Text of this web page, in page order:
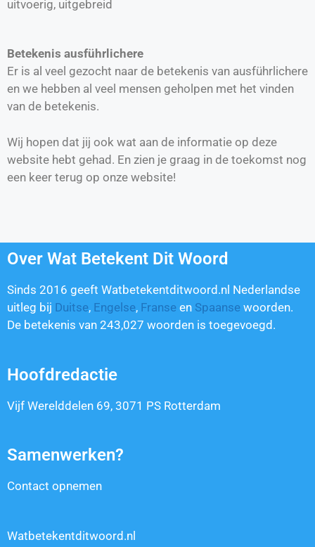
uitvoerig, uitgebreid
Betekenis ausführlichere
Er is al veel gezocht naar de betekenis van ausführlichere
en we hebben al veel mensen geholpen met het vinden
van de betekenis.
Wij hopen dat jij ook wat aan de informatie op deze
website hebt gehad. En zien je graag in de toekomst nog
een keer terug op onze website!
Over Wat Betekent Dit Woord
Sinds 2016 geeft Watbetekentditwoord.nl Nederlandse
uitleg bij Duitse, Engelse, Franse en Spaanse woorden.
De betekenis van 243,027 woorden is toegevoegd.
Hoofdredactie
Vijf Werelddelen 69, 3071 PS Rotterdam
Samenwerken?
Contact opnemen
Watbetekentditwoord.nl